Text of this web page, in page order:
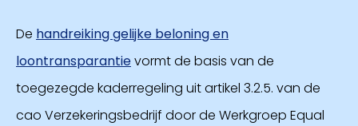
De handreiking gelijke beloning en
loontransparantievormt de basis van de
toegezegde kaderregeling uit artikel 3.2.5. van de
cao Verzekeringsbedrijf door de Werkgroep Equal